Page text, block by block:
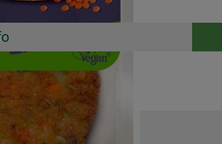
wurden keine passenden Rezepte